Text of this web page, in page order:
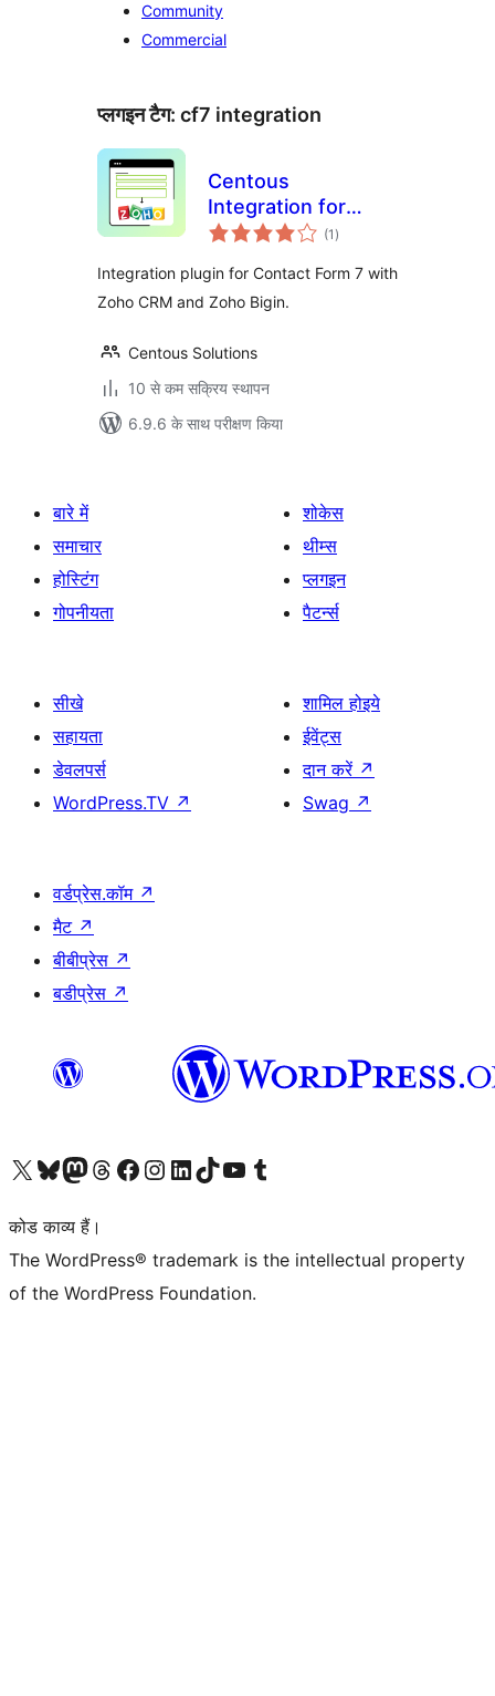
Community
Commercial
प्लगइन टैग: cf7 integration
Centous
Integration for
Contact Form 7 and
(1 कुल
दर)
Integration plugin for Contact Form 7 with
Zoho CRM and Zoho Bigin.
Centous Solutions
10 से कम सक्रिय स्थापन
6.9.6 के साथ परीक्षण किया
बारे में
समाचार
होस्टिंग
गोपनीयता
शोकेस
थीम्स
प्लगइन
पैटर्न्स
सीखे
सहायता
डेवलपर्स
WordPress.TV ↗
शामिल होइये
ईवेंट्स
दान करें ↗
Swag ↗
वर्डप्रेस.कॉम ↗
मैट ↗
बीबीप्रेस ↗
बडीप्रेस ↗
Visit our X (formerly Twitter) account
हमारे बलुस्की खाते पर जाएँVisit our Mastodon account
हमारे थ्रेड्स अकाउंट पर जाएंहमारे फेसबुक पेज पर जाएँहमारे इंस्टाग्राम अकाउंट पर जाएंहमारे लिंक्डइन खाते पर जाएँहमारे टिकटॉक खाते पर जाएँहमारे यूट्यूब चैनल पर जाएंहमारे Tumblr खाते पर जाएँ
कोड काव्य हैं।
The WordPress® trademark is the intellectual property
of the WordPress Foundation.